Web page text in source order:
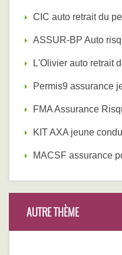
CIC auto retrait du
ASSUR-BP Auto
L'Olivier auto retrait
Permis9 assurance
FMA Assurance
KIT AXA jeune
MACSF assurance
AUTRE THÈME